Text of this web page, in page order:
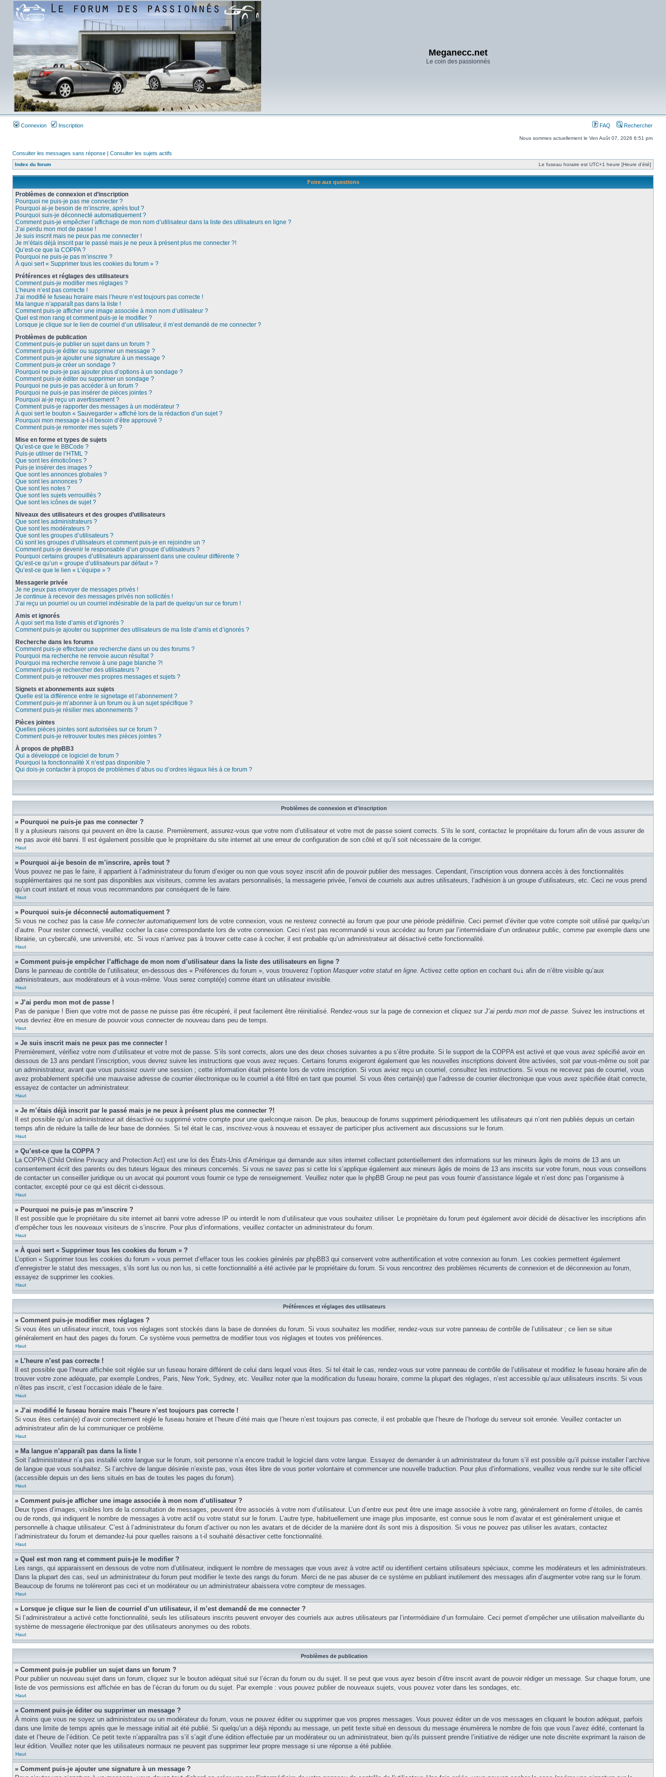
Meganecc.net
Le coin des passionnés
Connexion Inscription FAQ Rechercher
Nous sommes actuellement le Ven Août 07, 2026 6:51 pm
Consulter les messages sans réponse | Consulter les sujets actifs
Index du forum Le fuseau horaire est UTC+1 heure [Heure d’été]
Foire aux questions
Problèmes de connexion et d’inscription
Pourquoi ne puis-je pas me connecter ?
Pourquoi ai-je besoin de m’inscrire, après tout ?
Pourquoi suis-je déconnecté automatiquement ?
Comment puis-je empêcher l’affichage de mon nom d’utilisateur dans la liste des utilisateurs en ligne ?
J’ai perdu mon mot de passe !
Je suis inscrit mais ne peux pas me connecter !
Je m’étais déjà inscrit par le passé mais je ne peux à présent plus me connecter ?!
Qu’est-ce que la COPPA ?
Pourquoi ne puis-je pas m’inscrire ?
À quoi sert « Supprimer tous les cookies du forum » ?
Préférences et réglages des utilisateurs
Comment puis-je modifier mes réglages ?
L’heure n’est pas correcte !
J’ai modifié le fuseau horaire mais l’heure n’est toujours pas correcte !
Ma langue n’apparaît pas dans la liste !
Comment puis-je afficher une image associée à mon nom d’utilisateur ?
Quel est mon rang et comment puis-je le modifier ?
Lorsque je clique sur le lien de courriel d’un utilisateur, il m’est demandé de me connecter ?
Problèmes de publication
Comment puis-je publier un sujet dans un forum ?
Comment puis-je éditer ou supprimer un message ?
Comment puis-je ajouter une signature à un message ?
Comment puis-je créer un sondage ?
Pourquoi ne puis-je pas ajouter plus d’options à un sondage ?
Comment puis-je éditer ou supprimer un sondage ?
Pourquoi ne puis-je pas accéder à un forum ?
Pourquoi ne puis-je pas insérer de pièces jointes ?
Pourquoi ai-je reçu un avertissement ?
Comment puis-je rapporter des messages à un modérateur ?
À quoi sert le bouton « Sauvegarder » affiché lors de la rédaction d’un sujet ?
Pourquoi mon message a-t-il besoin d’être approuvé ?
Comment puis-je remonter mes sujets ?
Mise en forme et types de sujets
Qu’est-ce que le BBCode ?
Puis-je utiliser de l’HTML ?
Que sont les émoticônes ?
Puis-je insérer des images ?
Que sont les annonces globales ?
Que sont les annonces ?
Que sont les notes ?
Que sont les sujets verrouillés ?
Que sont les icônes de sujet ?
Niveaux des utilisateurs et des groupes d’utilisateurs
Que sont les administrateurs ?
Que sont les modérateurs ?
Que sont les groupes d’utilisateurs ?
Où sont les groupes d’utilisateurs et comment puis-je en rejoindre un ?
Comment puis-je devenir le responsable d’un groupe d’utilisateurs ?
Pourquoi certains groupes d’utilisateurs apparaissent dans une couleur différente ?
Qu’est-ce qu’un « groupe d’utilisateurs par défaut » ?
Qu’est-ce que le lien « L’équipe » ?
Messagerie privée
Je ne peux pas envoyer de messages privés !
Je continue à recevoir des messages privés non sollicités !
J’ai reçu un pourriel ou un courriel indésirable de la part de quelqu’un sur ce forum !
Amis et ignorés
À quoi sert ma liste d’amis et d’ignorés ?
Comment puis-je ajouter ou supprimer des utilisateurs de ma liste d’amis et d’ignorés ?
Recherche dans les forums
Comment puis-je effectuer une recherche dans un ou des forums ?
Pourquoi ma recherche ne renvoie aucun résultat ?
Pourquoi ma recherche renvoie à une page blanche ?!
Comment puis-je rechercher des utilisateurs ?
Comment puis-je retrouver mes propres messages et sujets ?
Signets et abonnements aux sujets
Quelle est la différence entre le signetage et l’abonnement ?
Comment puis-je m’abonner à un forum ou à un sujet spécifique ?
Comment puis-je résilier mes abonnements ?
Pièces jointes
Quelles pièces jointes sont autorisées sur ce forum ?
Comment puis-je retrouver toutes mes pièces jointes ?
À propos de phpBB3
Qui a développé ce logiciel de forum ?
Pourquoi la fonctionnalité X n’est pas disponible ?
Qui dois-je contacter à propos de problèmes d’abus ou d’ordres légaux liés à ce forum ?
Problèmes de connexion et d’inscription
» Pourquoi ne puis-je pas me connecter ?
Il y a plusieurs raisons qui peuvent en être la cause. Premièrement, assurez-vous que votre nom d’utilisateur et votre mot de passe soient corrects. S’ils le sont, contactez le propriétaire du forum afin de vous assurer de
ne pas avoir été banni. Il est également possible que le propriétaire du site internet ait une erreur de configuration de son côté et qu’il soit nécessaire de la corriger.
Haut
» Pourquoi ai-je besoin de m’inscrire, après tout ?
Vous pouvez ne pas le faire, il appartient à l’administrateur du forum d’exiger ou non que vous soyez inscrit afin de pouvoir publier des messages. Cependant, l’inscription vous donnera accès à des fonctionnalités
supplémentaires qui ne sont pas disponibles aux visiteurs, comme les avatars personnalisés, la messagerie privée, l’envoi de courriels aux autres utilisateurs, l’adhésion à un groupe d’utilisateurs, etc. Ceci ne vous prend
qu’un court instant et nous vous recommandons par conséquent de le faire.
Haut
» Pourquoi suis-je déconnecté automatiquement ?
Si vous ne cochez pas la case Me connecter automatiquement lors de votre connexion, vous ne resterez connecté au forum que pour une période prédéfinie. Ceci permet d’éviter que votre compte soit utilisé par quelqu’un
d’autre. Pour rester connecté, veuillez cocher la case correspondante lors de votre connexion. Ceci n’est pas recommandé si vous accédez au forum par l’intermédiaire d’un ordinateur public, comme par exemple dans une
librairie, un cybercafé, une université, etc. Si vous n’arrivez pas à trouver cette case à cocher, il est probable qu’un administrateur ait désactivé cette fonctionnalité.
Haut
» Comment puis-je empêcher l’affichage de mon nom d’utilisateur dans la liste des utilisateurs en ligne ?
Dans le panneau de contrôle de l’utilisateur, en-dessous des « Préférences du forum », vous trouverez l’option Masquer votre statut en ligne. Activez cette option en cochant Oui afin de n’être visible qu’aux
administrateurs, aux modérateurs et à vous-même. Vous serez compté(e) comme étant un utilisateur invisible.
Haut
» J’ai perdu mon mot de passe !
Pas de panique ! Bien que votre mot de passe ne puisse pas être récupéré, il peut facilement être réinitialisé. Rendez-vous sur la page de connexion et cliquez sur J’ai perdu mon mot de passe. Suivez les instructions et
vous devriez être en mesure de pouvoir vous connecter de nouveau dans peu de temps.
Haut
» Je suis inscrit mais ne peux pas me connecter !
Premièrement, vérifiez votre nom d’utilisateur et votre mot de passe. S’ils sont corrects, alors une des deux choses suivantes a pu s’être produite. Si le support de la COPPA est activé et que vous avez spécifié avoir en
dessous de 13 ans pendant l’inscription, vous devrez suivre les instructions que vous avez reçues. Certains forums exigeront également que les nouvelles inscriptions doivent être activées, soit par vous-même ou soit par
un administrateur, avant que vous puissiez ouvrir une session ; cette information était présente lors de votre inscription. Si vous aviez reçu un courriel, consultez les instructions. Si vous ne recevez pas de courriel, vous
avez probablement spécifié une mauvaise adresse de courrier électronique ou le courriel a été filtré en tant que pourriel. Si vous êtes certain(e) que l’adresse de courrier électronique que vous avez spécifiée était correcte,
essayez de contacter un administrateur.
Haut
» Je m’étais déjà inscrit par le passé mais je ne peux à présent plus me connecter ?!
Il est possible qu’un administrateur ait désactivé ou supprimé votre compte pour une quelconque raison. De plus, beaucoup de forums suppriment périodiquement les utilisateurs qui n’ont rien publiés depuis un certain
temps afin de réduire la taille de leur base de données. Si tel était le cas, inscrivez-vous à nouveau et essayez de participer plus activement aux discussions sur le forum.
Haut
» Qu’est-ce que la COPPA ?
La COPPA (Child Online Privacy and Protection Act) est une loi des États-Unis d’Amérique qui demande aux sites internet collectant potentiellement des informations sur les mineurs âgés de moins de 13 ans un
consentement écrit des parents ou des tuteurs légaux des mineurs concernés. Si vous ne savez pas si cette loi s’applique également aux mineurs âgés de moins de 13 ans inscrits sur votre forum, nous vous conseillons
de contacter un conseiller juridique ou un avocat qui pourront vous fournir ce type de renseignement. Veuillez noter que le phpBB Group ne peut pas vous fournir d’assistance légale et n’est donc pas l’organisme à
contacter, excepté pour ce qui est décrit ci-dessous.
Haut
» Pourquoi ne puis-je pas m’inscrire ?
Il est possible que le propriétaire du site internet ait banni votre adresse IP ou interdit le nom d’utilisateur que vous souhaitez utiliser. Le propriétaire du forum peut également avoir décidé de désactiver les inscriptions afin
d’empêcher tous les nouveaux visiteurs de s’inscrire. Pour plus d’informations, veuillez contacter un administrateur du forum.
Haut
» À quoi sert « Supprimer tous les cookies du forum » ?
L’option « Supprimer tous les cookies du forum » vous permet d’effacer tous les cookies générés par phpBB3 qui conservent votre authentification et votre connexion au forum. Les cookies permettent également
d’enregistrer le statut des messages, s’ils sont lus ou non lus, si cette fonctionnalité a été activée par le propriétaire du forum. Si vous rencontrez des problèmes récurrents de connexion et de déconnexion au forum,
essayez de supprimer les cookies.
Haut
Préférences et réglages des utilisateurs
» Comment puis-je modifier mes réglages ?
Si vous êtes un utilisateur inscrit, tous vos réglages sont stockés dans la base de données du forum. Si vous souhaitez les modifier, rendez-vous sur votre panneau de contrôle de l’utilisateur ; ce lien se situe
généralement en haut des pages du forum. Ce système vous permettra de modifier tous vos réglages et toutes vos préférences.
Haut
» L’heure n’est pas correcte !
Il est possible que l’heure affichée soit réglée sur un fuseau horaire différent de celui dans lequel vous êtes. Si tel était le cas, rendez-vous sur votre panneau de contrôle de l’utilisateur et modifiez le fuseau horaire afin de
trouver votre zone adéquate, par exemple Londres, Paris, New York, Sydney, etc. Veuillez noter que la modification du fuseau horaire, comme la plupart des réglages, n’est accessible qu’aux utilisateurs inscrits. Si vous
n’êtes pas inscrit, c’est l’occasion idéale de le faire.
Haut
» J’ai modifié le fuseau horaire mais l’heure n’est toujours pas correcte !
Si vous êtes certain(e) d’avoir correctement réglé le fuseau horaire et l’heure d’été mais que l’heure n’est toujours pas correcte, il est probable que l’heure de l’horloge du serveur soit erronée. Veuillez contacter un
administrateur afin de lui communiquer ce problème.
Haut
» Ma langue n’apparaît pas dans la liste !
Soit l’administrateur n’a pas installé votre langue sur le forum, soit personne n’a encore traduit le logiciel dans votre langue. Essayez de demander à un administrateur du forum s’il est possible qu’il puisse installer l’archive
de langue que vous souhaitez. Si l’archive de langue désirée n’existe pas, vous êtes libre de vous porter volontaire et commencer une nouvelle traduction. Pour plus d’informations, veuillez vous rendre sur le site officiel
(accessible depuis un des liens situés en bas de toutes les pages du forum).
Haut
» Comment puis-je afficher une image associée à mon nom d’utilisateur ?
Deux types d’images, visibles lors de la consultation de messages, peuvent être associés à votre nom d’utilisateur. L’un d’entre eux peut être une image associée à votre rang, généralement en forme d’étoiles, de carrés
ou de ronds, qui indiquent le nombre de messages à votre actif ou votre statut sur le forum. L’autre type, habituellement une image plus imposante, est connue sous le nom d’avatar et est généralement unique et
personnelle à chaque utilisateur. C’est à l’administrateur du forum d’activer ou non les avatars et de décider de la manière dont ils sont mis à disposition. Si vous ne pouvez pas utiliser les avatars, contactez
l’administrateur du forum et demandez-lui pour quelles raisons a t-il souhaité désactiver cette fonctionnalité.
Haut
» Quel est mon rang et comment puis-je le modifier ?
Les rangs, qui apparaissent en dessous de votre nom d’utilisateur, indiquent le nombre de messages que vous avez à votre actif ou identifient certains utilisateurs spéciaux, comme les modérateurs et les administrateurs.
Dans la plupart des cas, seul un administrateur du forum peut modifier le texte des rangs du forum. Merci de ne pas abuser de ce système en publiant inutilement des messages afin d’augmenter votre rang sur le forum.
Beaucoup de forums ne toléreront pas ceci et un modérateur ou un administrateur abaissera votre compteur de messages.
Haut
» Lorsque je clique sur le lien de courriel d’un utilisateur, il m’est demandé de me connecter ?
Si l’administrateur a activé cette fonctionnalité, seuls les utilisateurs inscrits peuvent envoyer des courriels aux autres utilisateurs par l’intermédiaire d’un formulaire. Ceci permet d’empêcher une utilisation malveillante du
système de messagerie électronique par des utilisateurs anonymes ou des robots.
Haut
Problèmes de publication
» Comment puis-je publier un sujet dans un forum ?
Pour publier un nouveau sujet dans un forum, cliquez sur le bouton adéquat situé sur l’écran du forum ou du sujet. Il se peut que vous ayez besoin d’être inscrit avant de pouvoir rédiger un message. Sur chaque forum, une
liste de vos permissions est affichée en bas de l’écran du forum ou du sujet. Par exemple : vous pouvez publier de nouveaux sujets, vous pouvez voter dans les sondages, etc.
Haut
» Comment puis-je éditer ou supprimer un message ?
À moins que vous ne soyez un administrateur ou un modérateur du forum, vous ne pouvez éditer ou supprimer que vos propres messages. Vous pouvez éditer un de vos messages en cliquant le bouton adéquat, parfois
dans une limite de temps après que le message initial ait été publié. Si quelqu’un a déjà répondu au message, un petit texte situé en dessous du message énumèrera le nombre de fois que vous l’avez édité, contenant la
date et l’heure de l’édition. Ce petit texte n’apparaîtra pas s’il s’agit d’une édition effectuée par un modérateur ou un administrateur, bien qu’ils puissent prendre l’initiative de rédiger une note discrète exprimant la raison de
leur édition. Veuillez noter que les utilisateurs normaux ne peuvent pas supprimer leur propre message si une réponse a été publiée.
Haut
» Comment puis-je ajouter une signature à un message ?